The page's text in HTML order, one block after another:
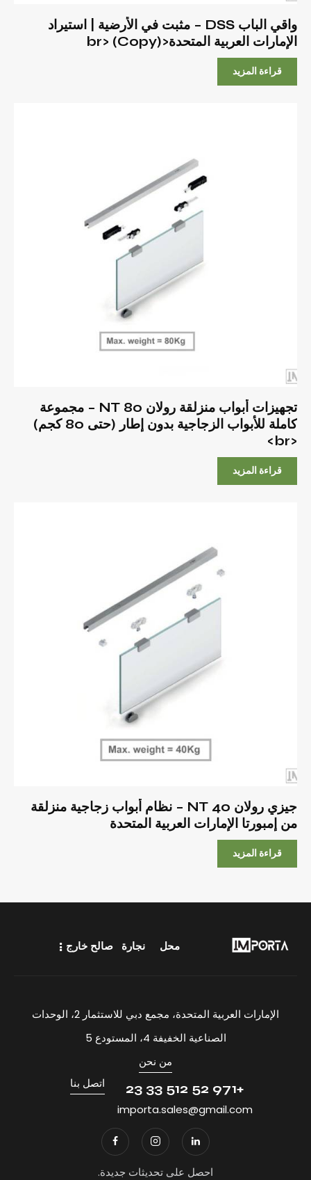
واقي الباب DSS – مثبت في الأرضية | استيراد
الإمارات العربية المتحدة<br> (Copy)
قراءة المزيد
تجهيزات أبواب منزلقة رولان 80 NT – مجموعة
كاملة للأبواب الزجاجية بدون إطار (حتى 80 كجم)
<br>
قراءة المزيد
جيزي رولان 40 NT – نظام أبواب زجاجية منزلقة
من إمبورتا الإمارات العربية المتحدة
قراءة المزيد
محل نجارة صالح خارج
الإمارات العربية المتحدة، مجمع دبي للاستثمار 2، الوحدات
الصناعية الخفيفة 4، المستودع 5
من نحن
+971 52 512 33 23
importa.sales@gmail.com
اتصل بنا
احصل على تحديثات جديدة.